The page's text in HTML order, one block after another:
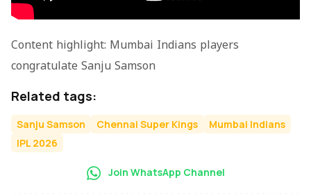
Content highlight: Mumbai Indians players
congratulate Sanju Samson
Related tags:
Sanju Samson Chennai Super Kings
Mumbai Indians
IPL 2026
Join WhatsApp Channel